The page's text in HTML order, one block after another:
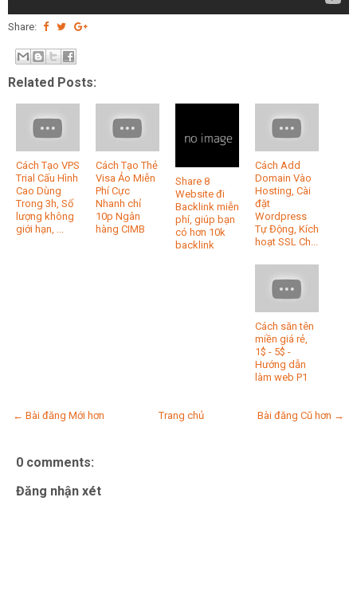
Share:
Related Posts:
Cách Tạo VPS
Trial Cấu Hình
Cao Dùng
Trong 3h, Số
lượng không
giới hạn, ...
Cách Tạo Thẻ
Visa Ảo Miễn
Phí Cực
Nhanh chỉ
10p Ngân
hàng CIMB
Share 8
Website đi
Backlink miễn
phí, giúp bạn
có hơn 10k
backlink
Cách Add
Domain Vào
Hosting, Cài
đặt
Wordpress
Tự Động, Kích
hoạt SSL Ch...
Cách săn tên
miền giá rẻ,
1$ - 5$ -
Hướng dẫn
làm web P1
← Bài đăng Mới hơn Bài đăng Cũ hơn →
Trang chủ
0 comments:
Đăng nhận xét